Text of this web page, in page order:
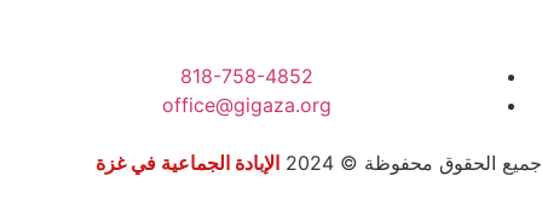
818-758-4852
office@gigaza.org
جميع الحقوق محفوظة © 2024 الإبادة الجماعية في غزة